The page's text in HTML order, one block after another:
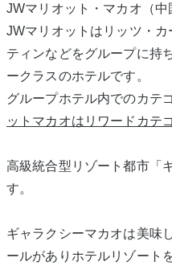
JWマリオット・マカオ（中
JWマリオットはリッツ・
ティンなどをグループに持
ークラスのホテルです。
グループホテル内でのカテ
ットマカオはリワードカテ
高級統合型リゾート都市「
す。
ギャラクシーマカオは美味
ールがありホテルリゾート